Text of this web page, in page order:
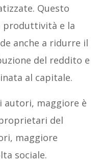
Questo
produttività e la
anche a ridurre il
del reddito e
al capitale.
autori, maggiore è
del
maggiore
sociale.